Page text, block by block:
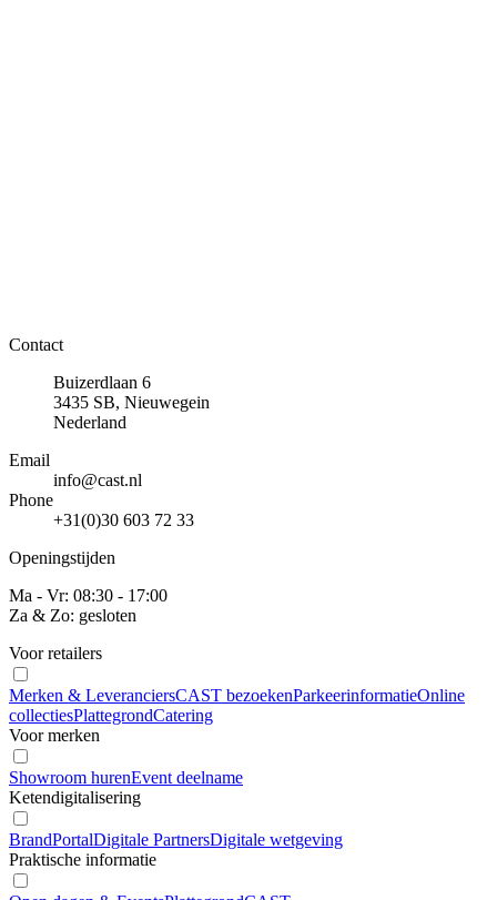
Contact
Buizerdlaan 6
3435 SB, Nieuwegein
Nederland
Email
info@cast.nl
Phone
+31(0)30 603 72 33
Openingstijden
Ma - Vr: 08:30 - 17:00
Za & Zo: gesloten
Voor retailers
Merken & LeveranciersCAST bezoekenParkeerinformatieOnline
collectiesPlattegrondCatering
Voor merken
Showroom hurenEvent deelname
Ketendigitalisering
BrandPortalDigitale PartnersDigitale wetgeving
Praktische informatie